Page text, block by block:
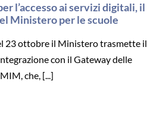
l’accesso ai servizi digitali, il
Ministero per le scuole
23 ottobre il Ministero trasmette il
con il Gateway delle
che, [...]